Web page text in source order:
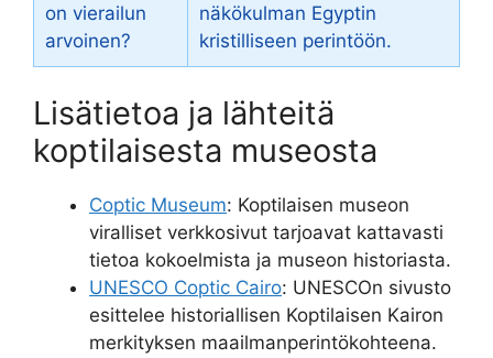
on vierailun
arvoinen?
näkökulman Egyptin
kristilliseen perintöön.
Lisätietoa ja lähteitä
koptilaisesta museosta
Coptic Museum: Koptilaisen museon
viralliset verkkosivut tarjoavat kattavasti
tietoa kokoelmista ja museon historiasta.
UNESCO Coptic Cairo: UNESCOn sivusto
esittelee historiallisen Koptilaisen Kairon
merkityksen maailmanperintökohteena.